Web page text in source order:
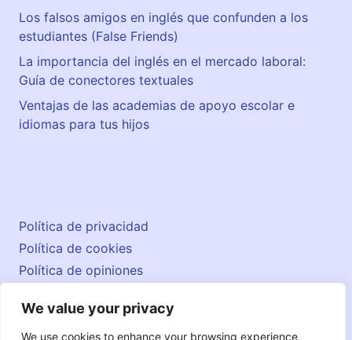
We value your privacy
We use cookies to enhance your browsing experience,
Los falsos amigos en inglés que confunden a los
estudiantes (False Friends)
La importancia del inglés en el mercado laboral:
Guía de conectores textuales
Ventajas de las academias de apoyo escolar e
idiomas para tus hijos
© 2026 englishatlas.es
Política de privacidad
Política de cookies
Política de opiniones
Contacto